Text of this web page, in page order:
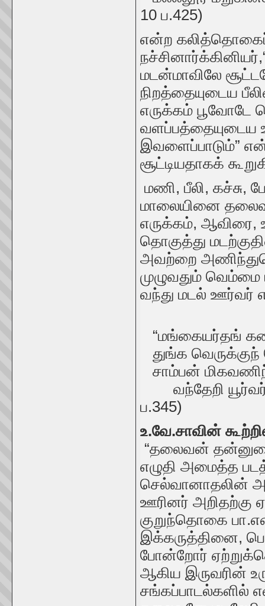
10 ப.425)
என்ற கலித்தொகைப்
மடன்மாவிலே
நிறத்தையுடைய
எருக்கம் பூவோடே
இவளைப்பாடும்”
சூட்டியதாகக்
மணி, பீலி, கச்சு,
மாலையினை
எருக்கம்,
தொகுத்து
அவற்றை
முழுவதும்
வந்து மடல்
“மங்கையர்தங்
துங்க
சாம்பன்
வந்தேறி யூர்வர்
ப.345)
உ.வே.சாவின்
“தலைவன்
எழுதி அமைத்த
செல்வானாதலின்
ஊரினர் அறிதற்கு
குறுந்தொகை
இக்கருத்தினை,
போன்றோர்
ஆகிய இருவரின்
சங்கப்பாடல்களில்